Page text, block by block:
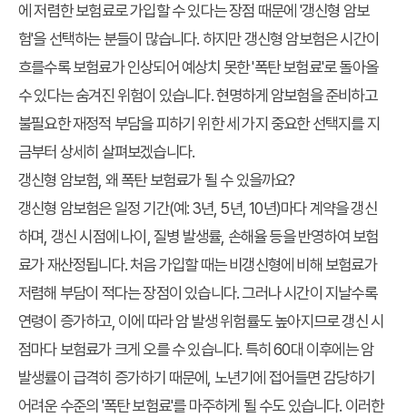
에 저렴한 보험료로 가입할 수 있다는 장점 때문에 '갱신형 암보
험'을 선택하는 분들이 많습니다. 하지만 갱신형 암보험은 시간이
흐를수록 보험료가 인상되어 예상치 못한 '폭탄 보험료'로 돌아올
수 있다는 숨겨진 위험이 있습니다. 현명하게 암보험을 준비하고
불필요한 재정적 부담을 피하기 위한 세 가지 중요한 선택지를 지
금부터 상세히 살펴보겠습니다.
갱신형 암보험, 왜 폭탄 보험료가 될 수 있을까요?
갱신형 암보험은 일정 기간(예: 3년, 5년, 10년)마다 계약을 갱신
하며, 갱신 시점에 나이, 질병 발생률, 손해율 등을 반영하여 보험
료가 재산정됩니다. 처음 가입할 때는 비갱신형에 비해 보험료가
저렴해 부담이 적다는 장점이 있습니다. 그러나 시간이 지날수록
연령이 증가하고, 이에 따라 암 발생 위험률도 높아지므로 갱신 시
점마다 보험료가 크게 오를 수 있습니다. 특히 60대 이후에는 암
발생률이 급격히 증가하기 때문에, 노년기에 접어들면 감당하기
어려운 수준의 '폭탄 보험료'를 마주하게 될 수도 있습니다. 이러한